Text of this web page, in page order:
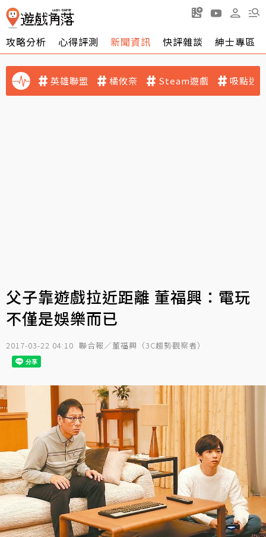
攻略分析 心得評測 新聞資訊 快評雜談 紳士專區
英雄聯盟 橘攸奈 Steam遊戲 吸點迷
父子靠遊戲拉近距離 董福興：電玩
不僅是娛樂而已
2017-03-22 04:10 聯合報／董福興（3C趨勢觀察者）